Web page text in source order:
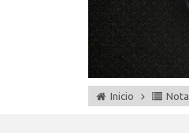
Inicio